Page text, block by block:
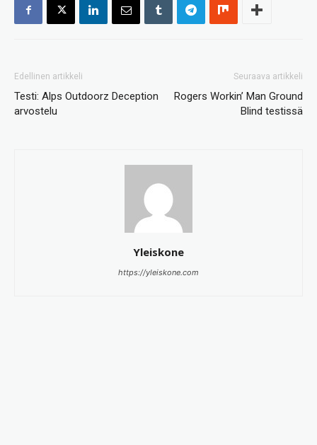
Edellinen artikkeli
Testi: Alps Outdoorz Deception
arvostelu
Seuraava artikkeli
Rogers Workin’ Man Ground
Blind testissä
Yleiskone
https://yleiskone.com